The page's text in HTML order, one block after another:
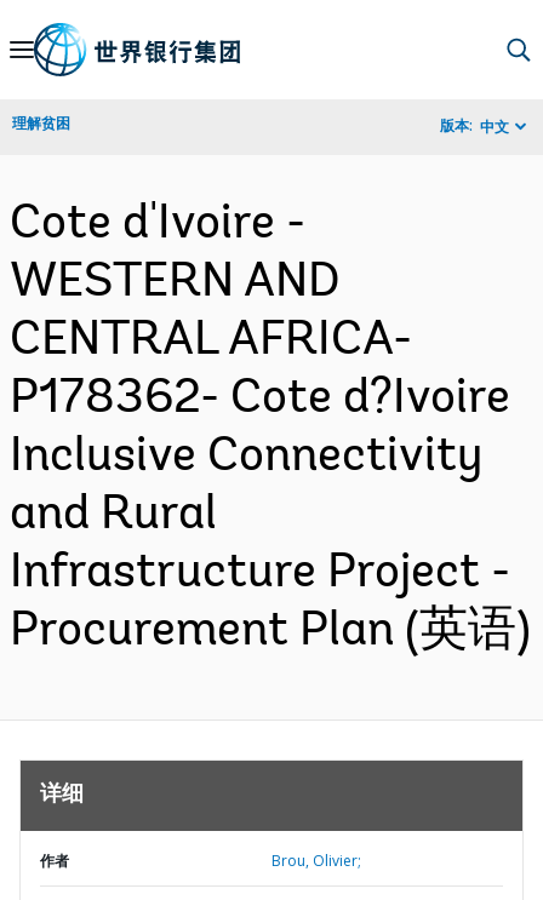
Skip
Navigation
理解贫困 版本: 中文
Cote d'Ivoire -
WESTERN AND
CENTRAL AFRICA-
P178362- Cote d?Ivoire
Inclusive Connectivity
and Rural
Infrastructure Project -
Procurement Plan (英语)
详细
作者 Brou, Olivier;